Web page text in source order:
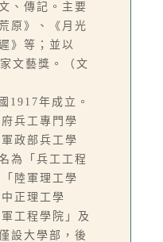
、傳記。主要
原》、《月光
》等；並以
文藝獎。（文
1917年成立。
兵工專門學
政部兵工學
為「兵工工程
陸軍理工學
正理工學
工程學院」及
設大學部，後